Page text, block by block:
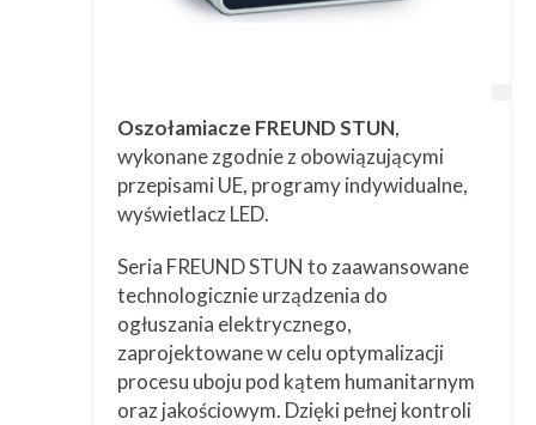
Oszołamiacze FREUND STUN,
wykonane zgodnie z obowiązującymi
przepisami UE, programy indywidualne,
wyświetlacz LED.
Seria FREUND STUN to zaawansowane
technologicznie urządzenia do
ogłuszania elektrycznego,
zaprojektowane w celu optymalizacji
procesu uboju pod kątem humanitarnym
oraz jakościowym. Dzięki pełnej kontroli